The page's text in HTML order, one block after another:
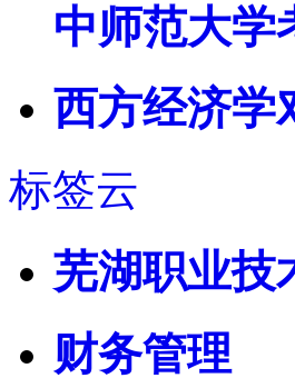
中师范大学
西方经济学
标签云
芜湖职业技
财务管理